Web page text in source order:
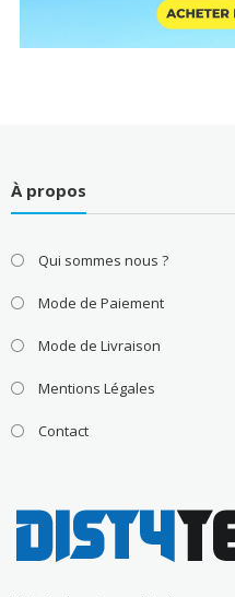
À propos
Qui sommes nous ?
Mode de Paiement
Mode de Livraison
Mentions Légales
Contact